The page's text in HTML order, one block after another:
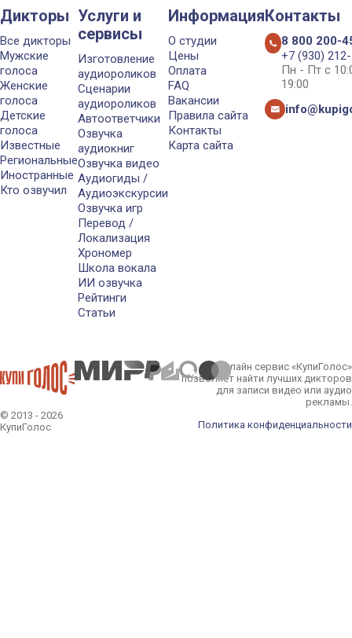
Дикторы
Все дикторы
Мужские
голоса
Женские
голоса
Детские
голоса
Известные
Региональные
Иностранные
Кто озвучил
Услуги и
сервисы
Изготовление
аудиороликов
Сценарии
аудиороликов
Автоответчики
Озвучка
аудиокниг
Озвучка видео
Аудиогиды /
Аудиоэкскурсии
Озвучка игр
Перевод /
Локализация
Хрономер
Школа вокала
ИИ озвучка
Рейтинги
Статьи
Информация
О студии
Цены
Оплата
FAQ
Вакансии
Правила сайта
Контакты
Карта сайта
Контакты
8 800 200-
+7 (930)
Пн - Пт с
19:00
© 2013 - 2026
КупиГолос
Онлайн сервис «КупиГолос»
позволяет найти лучших дикторов
для записи видео или аудио
рекламы.
Политика конфиденциальности